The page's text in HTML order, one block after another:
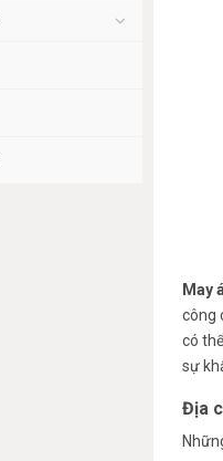
May
công
có
sự
Địa